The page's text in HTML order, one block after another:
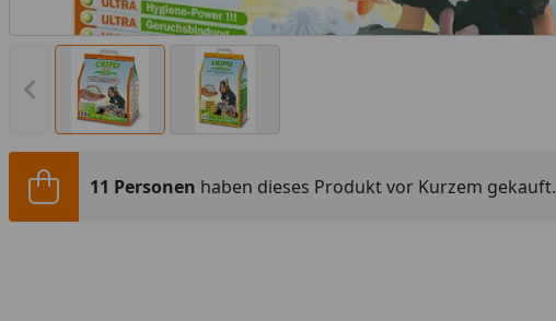
Vorheriges Bild anzeigen
11 Personen haben dieses Produkt vor Kurzem gekauft.